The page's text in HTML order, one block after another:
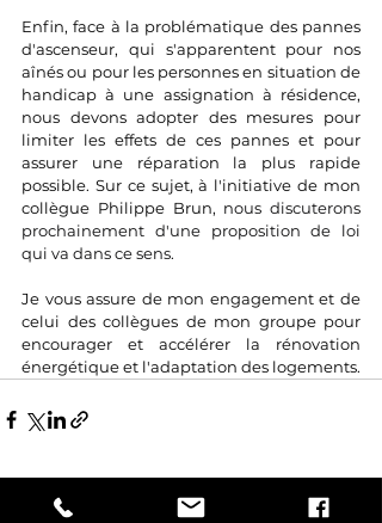
Enfin, face à la problématique des pannes
d'ascenseur, qui s'apparentent pour nos
aînés ou pour les personnes en situation de
handicap à une assignation à résidence,
nous devons adopter des mesures pour
limiter les effets de ces pannes et pour
assurer une réparation la plus rapide
possible. Sur ce sujet, à l'initiative de mon
collègue Philippe Brun, nous discuterons
prochainement d'une proposition de loi
qui va dans ce sens.
Je vous assure de mon engagement et de
celui des collègues de mon groupe pour
encourager et accélérer la rénovation
énergétique et l'adaptation des logements.
Posts récents Voir tout